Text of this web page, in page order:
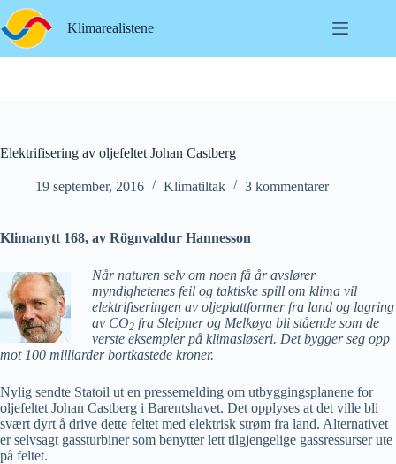
Hopp
til
innholdet
Klimarealistene
Elektrifisering av oljefeltet Johan Castberg
19 september, 2016 Klimatiltak 3 kommentarer
Klimanytt 168, av Rögnvaldur Hannesson
Når naturen selv om noen få år avslører
myndighetenes feil og taktiske spill om klima vil
elektrifiseringen av oljeplattformer fra land og lagring
av CO2 fra Sleipner og Melkøya bli stående som de
verste eksempler på klimasløseri. Det bygger seg opp
mot 100 milliarder bortkastede kroner.
Nylig sendte Statoil ut en pressemelding om utbyggingsplanene for
oljefeltet Johan Castberg i Barentshavet. Det opplyses at det ville bli
svært dyrt å drive dette feltet med elektrisk strøm fra land. Alternativet
er selvsagt gassturbiner som benytter lett tilgjengelige gassressurser ute
på feltet.